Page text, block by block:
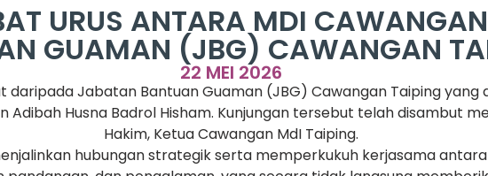
URUS ANTARA MDI
GUAMAN (JBG) CAWANGAN
22 MEI 2026
Jabatan Bantuan Guaman (JBG) Cawangan Taiping yang
Adibah Husna Badrol Hisham. Kunjungan tersebut telah disambut
Hakim, Ketua Cawangan MdI Taiping.
hubungan strategik serta memperkukuh kerjasama